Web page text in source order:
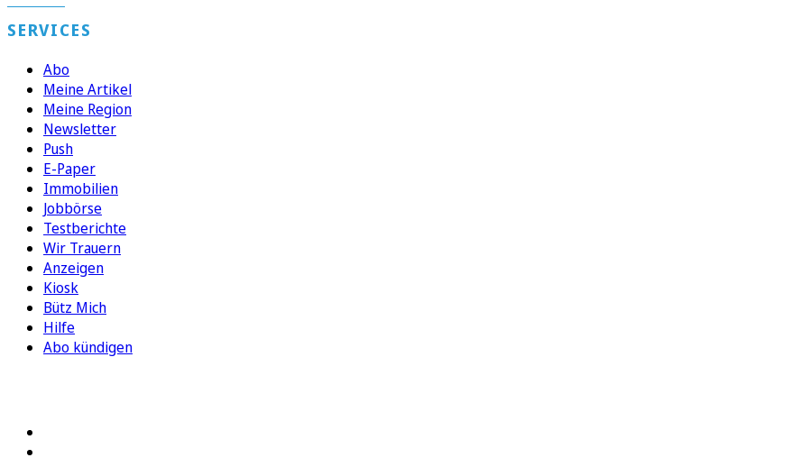
SERVICES
Abo
Meine Artikel
Meine Region
Newsletter
Push
E-Paper
Immobilien
Jobbörse
Testberichte
Wir Trauern
Anzeigen
Kiosk
Bütz Mich
Hilfe
Abo kündigen